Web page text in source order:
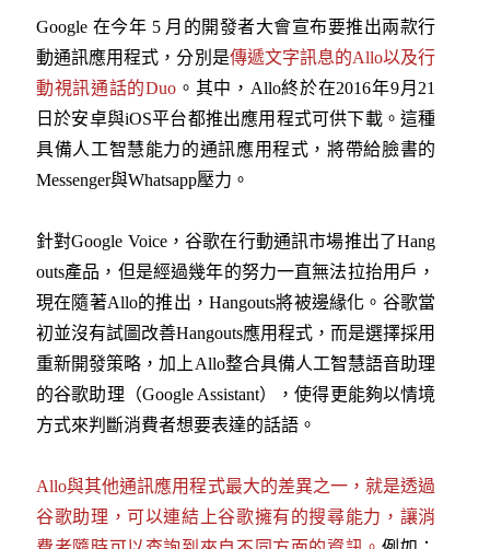
Google 在今年 5 月的開發者大會宣布要推出兩款行
動通訊應用程式，分別是傳遞文字訊息的Allo以及行
動視訊通話的Duo 。其中，Allo終於在2016年9月21
日於安卓與iOS平台都推出應用程式可供下載。這種
具備人工智慧能力的通訊應用程式，將帶給臉書的
Messenger與Whatsapp壓力。
針對Google Voice，谷歌在行動通訊市場推出了Hang
outs產品，但是經過幾年的努力一直無法拉抬用戶，
現在隨著Allo的推出，Hangouts將被邊緣化。谷歌當
初並沒有試圖改善Hangouts應用程式，而是選擇採用
重新開發策略，加上Allo整合具備人工智慧語音助理
的谷歌助理（Google Assistant），使得更能夠以情境
方式來判斷消費者想要表達的話語。
Allo與其他通訊應用程式最大的差異之一，就是透過
谷歌助理，可以連結上谷歌擁有的搜尋能力，讓消